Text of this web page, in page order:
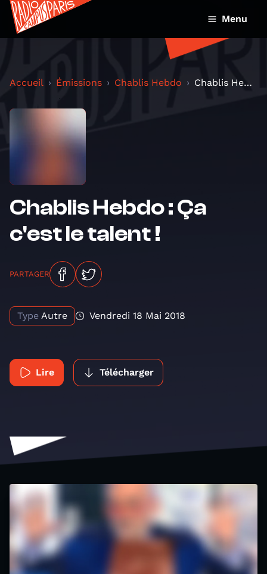
Menu
Accueil Émissions Chablis Hebdo Chablis Hebdo : Ça c'est le talent !
Chablis Hebdo : Ça
c'est le talent !
PARTAGER
Type Autre Vendredi 18 Mai 2018
Lire Télécharger